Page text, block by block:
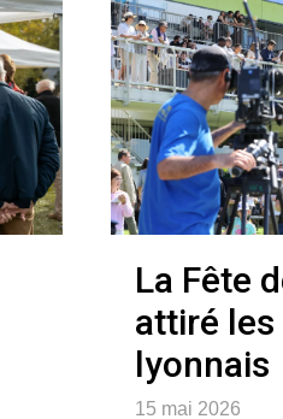
La Fête
attiré les
lyonnais
15 mai 2026